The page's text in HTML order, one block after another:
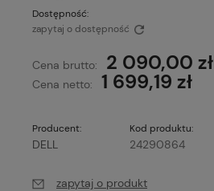
Dostępność:
zapytaj o dostępność
Cena brutto: 2 090,00 zł
Cena netto: 1 699,19 zł
Producent:
DELL
Kod produktu:
24290864
zapytaj o produkt